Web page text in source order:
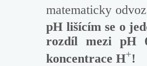
matematicky
pH lišícím se o
rozdíl mezi pH
koncentrace H+!